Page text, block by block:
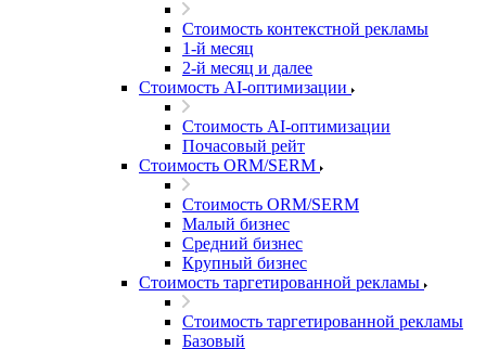
Стоимость контекстной рекламы
1-й месяц
2-й месяц и далее
Стоимость AI-оптимизации
Стоимость AI-оптимизации
Почасовый рейт
Стоимость ORM/SERM
Стоимость ORM/SERM
Малый бизнес
Средний бизнес
Крупный бизнес
Стоимость таргетированной рекламы
Стоимость таргетированной рекламы
Базовый